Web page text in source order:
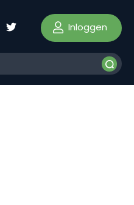
Inloggen